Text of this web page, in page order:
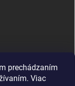
prechádzaním
Viac